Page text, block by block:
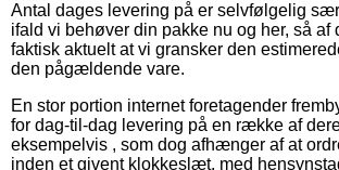
Antal dages levering på er selvfølgelig
ifald vi behøver din pakke nu og her, så af
faktisk aktuelt at vi gransker den
den pågældende vare.
En stor portion internet foretagender
for dag-til-dag levering på en række af
eksempelvis , som dog afhænger af at
inden et givent klokkeslæt, med